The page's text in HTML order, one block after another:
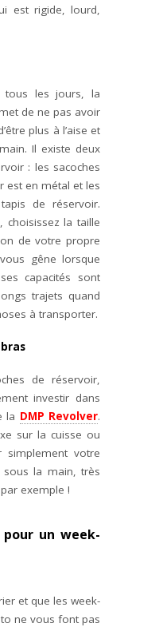
est rigide, lourd,
tous les jours, la
de ne pas avoir
plus à l’aise et
Il existe deux
: les sacoches
est en métal et les
de réservoir.
la taille
de votre propre
gêne lorsque
capacités sont
trajets quand
à transporter.
de réservoir,
investir dans
la DMP Revolver.
sur la cuisse ou
simplement votre
la main, très
exemple !
un week-
et que les week-
ne vous font pas